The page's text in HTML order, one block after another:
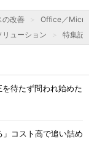
の改善
Office／
ューション 特集記
待たず問われ始めた
」コスト高で追い詰め